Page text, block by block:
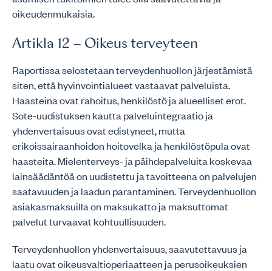
oikeudenmukaisia.
Artikla 12 – Oikeus terveyteen
Raportissa selostetaan terveydenhuollon järjestämistä
siten, että hyvinvointialueet vastaavat palveluista.
Haasteina ovat rahoitus, henkilöstö ja alueelliset erot.
Sote-uudistuksen kautta palveluintegraatio ja
yhdenvertaisuus ovat edistyneet, mutta
erikoissairaanhoidon hoitovelka ja henkilöstöpula ovat
haasteita. Mielenterveys- ja päihdepalveluita koskevaa
lainsäädäntöä on uudistettu ja tavoitteena on palvelujen
saatavuuden ja laadun parantaminen. Terveydenhuollon
asiakasmaksuilla on maksukatto ja maksuttomat
palvelut turvaavat kohtuullisuuden.
Terveydenhuollon yhdenvertaisuus, saavutettavuus ja
laatu ovat oikeusvaltioperiaatteen ja perusoikeuksien